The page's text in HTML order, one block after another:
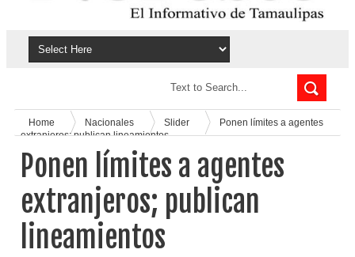
Home Nacionales Slider
Ponen límites a agentes
extranjeros; publican lineamientos
Ponen límites a agentes
extranjeros; publican
lineamientos